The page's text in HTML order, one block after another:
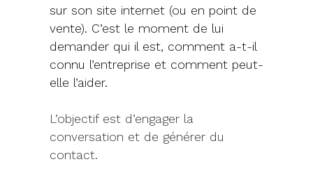
sur son site internet (ou en point de
vente). C’est le moment de lui
demander qui il est, comment a-t-il
connu l’entreprise et comment peut-
elle l’aider.
L’objectif est d’engager la
conversation et de générer du
contact.